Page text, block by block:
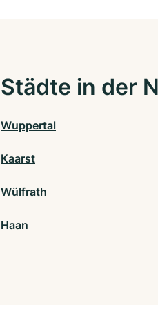
Städte in der
Wuppertal
Kaarst
Wülfrath
Haan